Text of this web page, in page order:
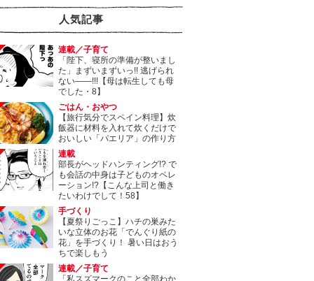
人気記事
連載／子育て
「陛下、寝所の準備が整いまし
た」まずいまずいっ!! 逃げられ
ない――!!!【母は転生しても母
でした・8】
ごはん・おやつ
【旅行気分でスペイン料理】炊
飯器に材料を入れて炊くだけで
おいしい「パエリア」の作り方
連載
部長がヘッドハンティング!? で
も会話の中身は子どものオペレ
ーション!?【こんな上司と働き
たいわけでして！58】
手づくり
【夏祭りごっこ】ハチの巣みた
いな立体のお花「でんぐり紙の
花」を手づくり！ 暑い日はおう
ちで楽しもう
連載／子育て